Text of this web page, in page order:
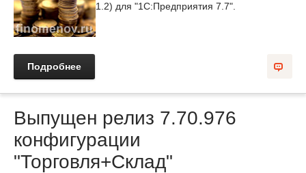
1.2) для "1С:Предприятия 7.7".
Подробнее
Выпущен релиз 7.70.976
конфигурации
"Торговля+Склад"